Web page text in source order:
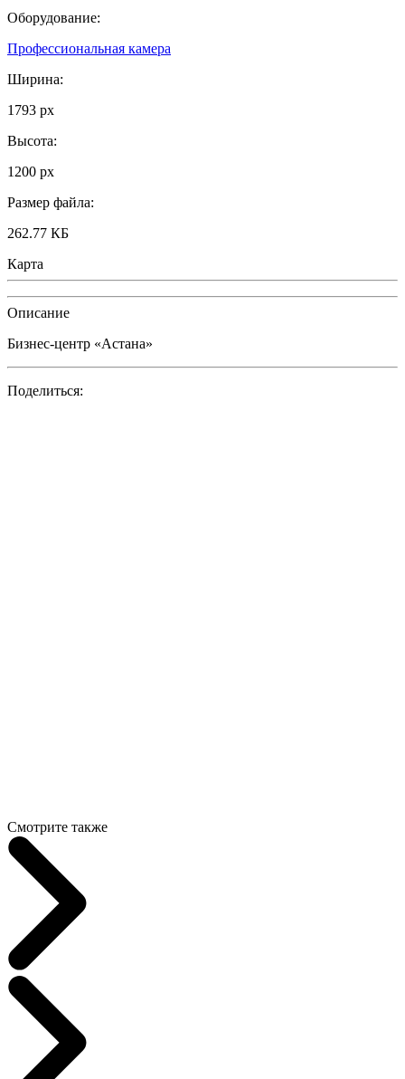
Оборудование:
Профессиональная камера
Ширина:
1793 px
Высота:
1200 px
Размер файла:
262.77 КБ
Карта
Описание
Бизнес-центр «Астана»
Поделиться:
Смотрите также